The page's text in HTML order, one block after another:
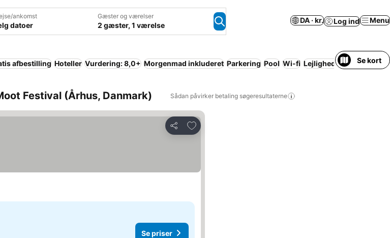
ankomst
datoer
Gæster og værelser
2 gæster, 1 værelse
DA · kr. Log ind Menu
afbestilling Hoteller Vurdering: 8,0+ Morgenmad inkluderet Parkering Pool Wi-fi Lejlighed med faciliteter
Se kort
Festival (Århus, Danmark) Sådan påvirker betaling søgeresultaterne
Del
Føj til favoritter
Se priser